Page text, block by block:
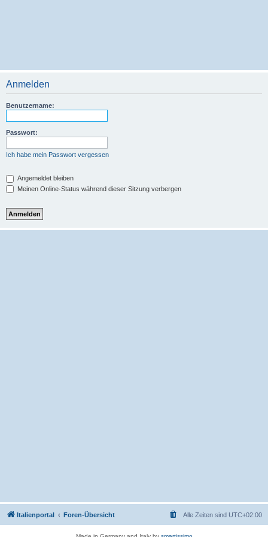
Anmelden
Benutzername:
Passwort:
Ich habe mein Passwort vergessen
Angemeldet bleiben
Meinen Online-Status während dieser Sitzung verbergen
Italienportal Foren-Übersicht Alle Zeiten sind UTC+02:00